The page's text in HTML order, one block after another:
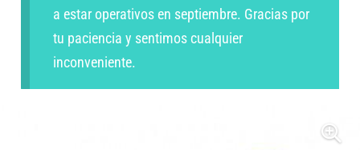
a estar operativos en septiembre. Gracias por
tu paciencia y sentimos cualquier
inconveniente.